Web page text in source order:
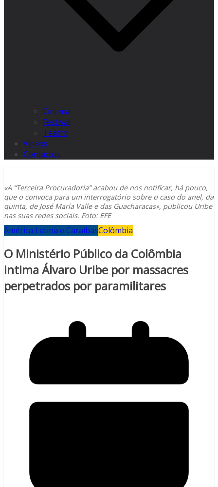
Cinema
Festival
Teatro
Videos
Contactos
«A “Terceira Procuradoria” acabou de nos notificar, há pouco,
que o convoca para um interrogatório sobre o caso do anel, da
quinta, de José María Valle e das Guacharacas», publicou Uribe
nas suas redes sociais. Foto: EFE
América Latina e CaraíbasColômbia
O Ministério Público da Colômbia
intima Álvaro Uribe por massacres
perpetrados por paramilitares